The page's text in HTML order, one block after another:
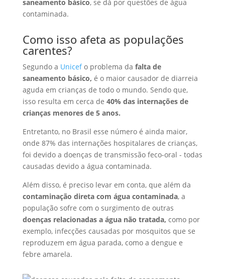
saneamento básico, se dá por questões de água
contaminada.
Como isso afeta as populações
carentes?
Segundo a Unicefo problema da falta de
saneamento básico, é o maior causador de diarreia
aguda em crianças de todo o mundo. Sendo que,
isso resulta em cerca de 40% das internações de
crianças menores de 5 anos.
Entretanto, no Brasil esse número é ainda maior,
onde 87% das internações hospitalares de crianças,
foi devido a doenças de transmissão feco-oral - todas
causadas devido a água contaminada.
Além disso, é preciso levar em conta, que além da
contaminação direta com água contaminada, a
população sofre com o surgimento de outras
doenças relacionadas a água não tratada, como por
exemplo, infecções causadas por mosquitos que se
reproduzem em água parada, como a dengue e
febre amarela.